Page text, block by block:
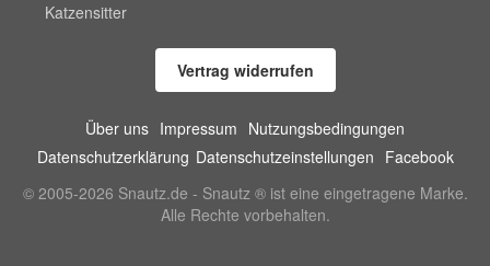
Katzensitter
Vertrag widerrufen
Über uns Impressum Nutzungsbedingungen
Datenschutzerklärung Datenschutzeinstellungen Facebook
© 2005-2026 Snautz.de - Snautz ® ist eine eingetragene Marke.
Alle Rechte vorbehalten.